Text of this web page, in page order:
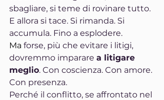
sbagliare, si teme di rovinare tutto.
E allora si tace. Si rimanda. Si
accumula. Fino a esplodere.
Ma forse, più che evitare i litigi,
dovremmo imparare a litigare
meglio. Con coscienza. Con amore.
Con presenza.
Perché il conflitto, se affrontato nel